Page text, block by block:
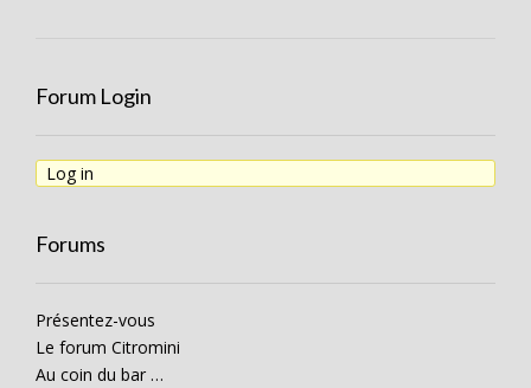
Forum Login
Log in
Forums
Présentez-vous
Le forum Citromini
Au coin du bar …